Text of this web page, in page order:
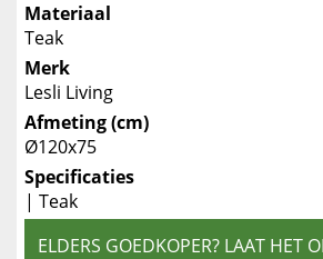
Materiaal
Teak
Merk
Lesli Living
Afmeting (cm)
Ø120x75
Specificaties
| Teak
ELDERS GOEDKOPER? LAAT HET